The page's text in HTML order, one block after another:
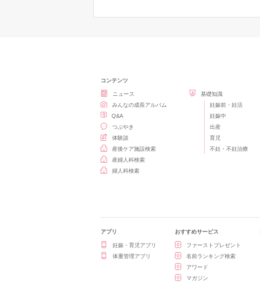
コンテンツ
ニュース
みんなの成長アルバム
Q&A
つぶやき
体験談
産後ケア施設検索
産婦人科検索
婦人科検索
基礎知識
妊娠前・妊活
妊娠中
出産
育児
不妊・不妊治療
アプリ
妊娠・育児アプリ
体重管理アプリ
おすすめサービス
ファーストプレゼント
名前ランキング検索
アワード
マガジン